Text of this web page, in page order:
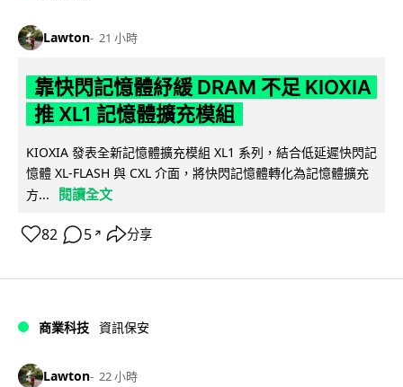
Lawton 21 小時
靠快閃記憶體紓緩 DRAM 不足 KIOXIA
推 XL1 記憶體擴充模組
KIOXIA 發表全新記憶體擴充模組 XL1 系列，結合低延遲快閃記
憶體 XL-FLASH 與 CXL 介面，將快閃記憶體轉化為記憶體擴充
方...
閱讀全文
82 5 ↗ 分享
商業科技 資訊保安
Lawton 22 小時